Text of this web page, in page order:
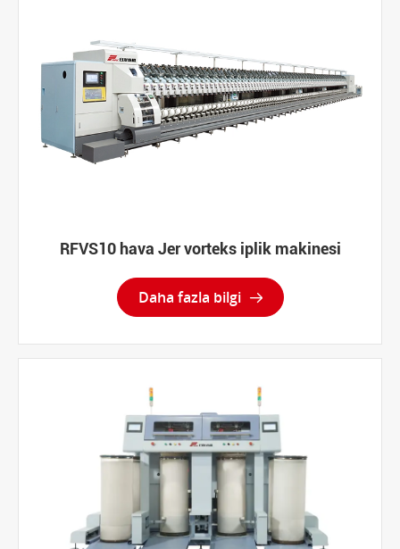
RFVS10 hava Jer vorteks iplik makinesi
Daha fazla bilgi 